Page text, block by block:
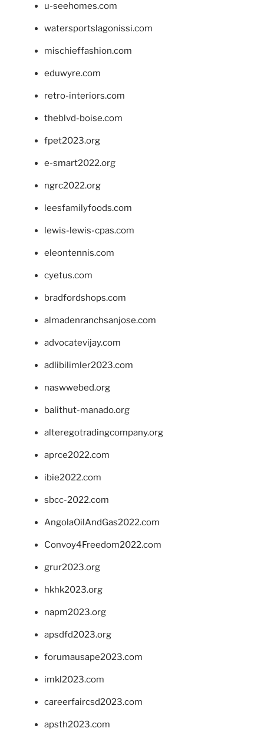
u-seehomes.com
watersportslagonissi.com
mischieffashion.com
eduwyre.com
retro-interiors.com
theblvd-boise.com
fpet2023.org
e-smart2022.org
ngrc2022.org
leesfamilyfoods.com
lewis-lewis-cpas.com
eleontennis.com
cyetus.com
bradfordshops.com
almadenranchsanjose.com
advocatevijay.com
adlibilimler2023.com
naswwebed.org
balithut-manado.org
alteregotradingcompany.org
aprce2022.com
ibie2022.com
sbcc-2022.com
AngolaOilAndGas2022.com
Convoy4Freedom2022.com
grur2023.org
hkhk2023.org
napm2023.org
apsdfd2023.org
forumausape2023.com
imkl2023.com
careerfaircsd2023.com
apsth2023.com